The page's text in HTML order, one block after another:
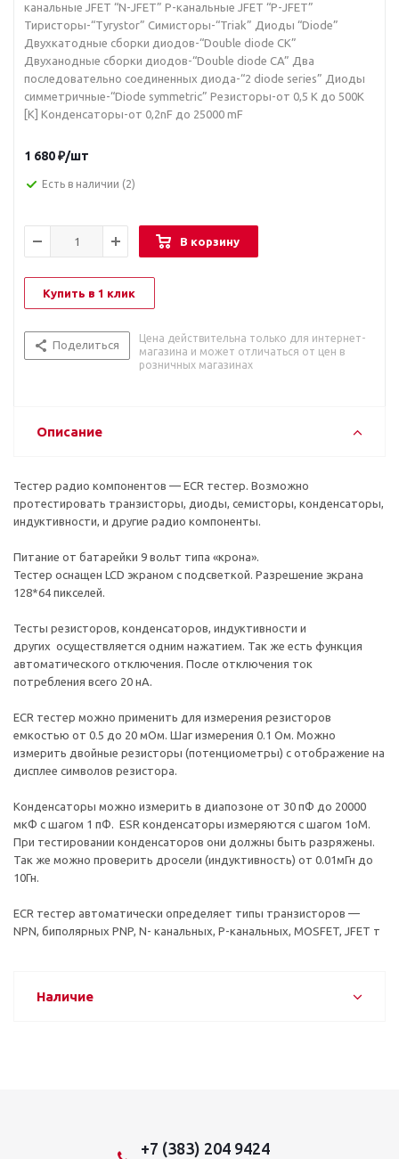
канальные JFET “N-JFET” P-канальные JFET “P-JFET”
Тиристоры-“Tyrystor” Симисторы-“Triak” Диоды “Diode”
Двухкатодные сборки диодов-“Double diode CK”
Двуханодные сборки диодов-“Double diode CA” Два
последовательно соединенных диода-“2 diode series” Диоды
симметричные-“Diode symmetric” Резисторы-от 0,5 К до 500К
[K] Конденсаторы-от 0,2nF до 25000 mF
1 680₽/шт
Есть в наличии (2)
В корзину
Купить в 1 клик
Поделиться
Цена действительна только для интернет-
магазина и может отличаться от цен в
розничных магазинах
Описание
Тестер радио компонентов — ECR тестер. Возможно
протестировать транзисторы, диоды, семисторы, конденсаторы,
индуктивности, и другие радио компоненты.
Питание от батарейки 9 вольт типа «крона».
Тестер оснащен LCD экраном с подсветкой. Разрешение экрана
128*64 пикселей.
Тесты резисторов, конденсаторов, индуктивности и
других осуществляется одним нажатием. Так же есть функция
автоматического отключения. После отключения ток
потребления всего 20 нА.
ECR тестер можно применить для измерения резисторов
емкостью от 0.5 до 20 мОм. Шаг измерения 0.1 Ом. Можно
измерить двойные резисторы (потенциометры) с отображение на
дисплее символов резистора.
Конденсаторы можно измерить в диапозоне от 30 пФ до 20000
мкФ с шагом 1 пФ. ESR конденсаторы измеряются с шагом 1оМ.
При тестировании конденсаторов они должны быть разряжены.
Так же можно проверить дросели (индуктивность) от 0.01мГн до
10Гн.
ECR тестер автоматически определяет типы транзисторов —
NPN, биполярных PNP, N- канальных, P-канальных, MOSFET, JFET т
Наличие
+7 (383) 204 9424